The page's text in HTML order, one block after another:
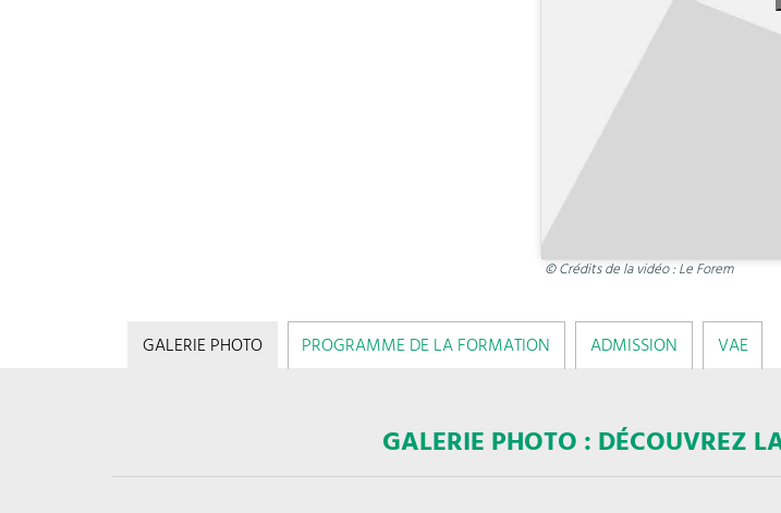
© Crédits de la vidéo : Le Forem
GALERIE PHOTO PROGRAMME DE LA FORMATION ADMISSION VAE
GALERIE PHOTO : DÉCOUVREZ